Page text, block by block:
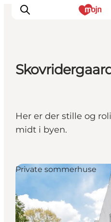
Det sker
Overnatning
Planlæg din ferie
Her er der stille og
midt i byen.
Private sommerhuse